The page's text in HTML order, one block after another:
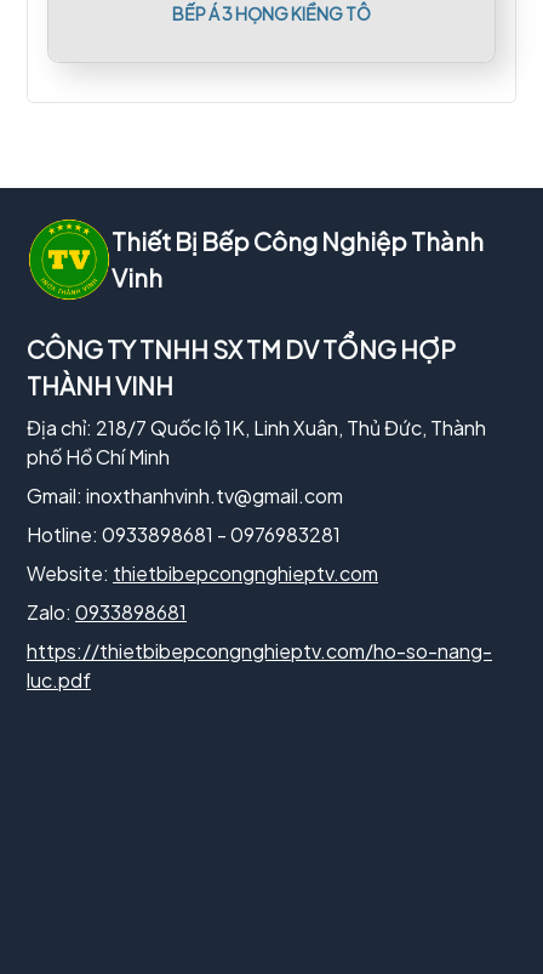
BẾP Á 3 HỌNG KIỀNG TÔ
Thiết Bị Bếp Công Nghiệp Thành
Vinh
CÔNG TY TNHH SX TM DV TỔNG HỢP
THÀNH VINH
Địa chỉ: 218/7 Quốc lộ 1K, Linh Xuân, Thủ Đức, Thành
phố Hồ Chí Minh
Gmail: inoxthanhvinh.tv@gmail.com
Hotline: 0933898681 - 0976983281
Website: thietbibepcongnghieptv.com
Zalo: 0933898681
https://thietbibepcongnghieptv.com/ho-so-nang-
luc.pdf